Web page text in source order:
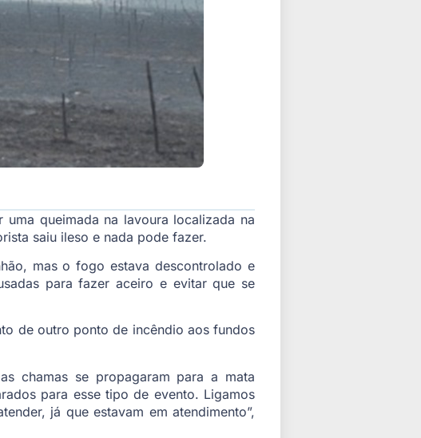
queimada na lavoura localizada na
saiu ileso e nada pode fazer.
mas o fogo estava descontrolado e
para fazer aceiro e evitar que se
de outro ponto de incêndio aos fundos
chamas se propagaram para a mata
para esse tipo de evento. Ligamos
já que estavam em atendimento”,